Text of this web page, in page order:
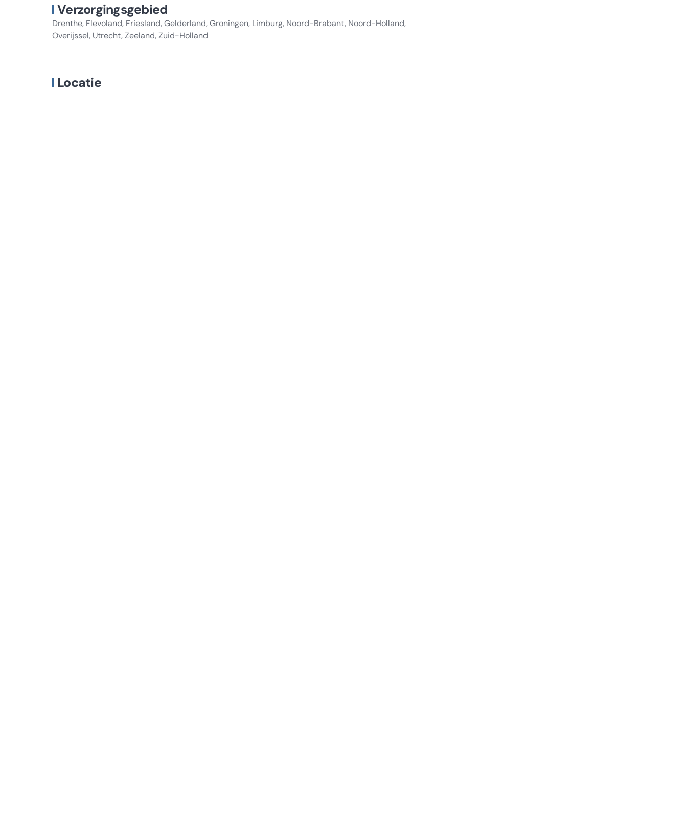
Verzorgingsgebied
Drenthe, Flevoland, Friesland, Gelderland, Groningen, Limburg, Noord-Brabant, Noord-Holland,
Overijssel, Utrecht, Zeeland, Zuid-Holland
Locatie